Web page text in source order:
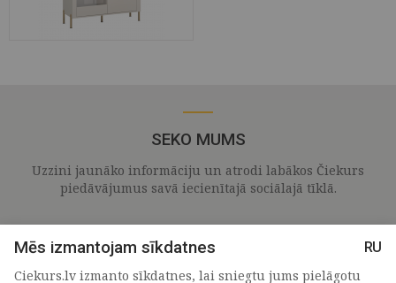
SEKO MUMS
Uzzini jaunāko informāciju un atrodi labākos Čiekurs
piedāvājumus savā iecienītajā sociālajā tīklā.
Mēs izmantojam sīkdatnes
RU
Ciekurs.lv izmanto sīkdatnes, lai sniegtu jums pielāgotu